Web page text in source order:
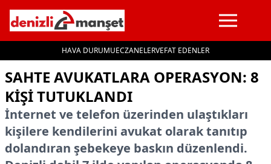
HAVA DURUMUECZANELERVEFAT EDENLER
SAHTE AVUKATLARA OPERASYON: 8
KIŞI TUTUKLANDI
İnternet ve telefon üzerinden ulaştıkları
kişilere kendilerini avukat olarak tanıtıp
dolandıran şebekeye baskın düzenlendi.